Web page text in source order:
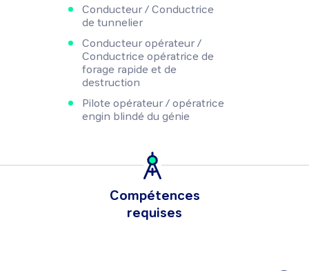
Conducteur / Conductrice
de tunnelier
Conducteur opérateur /
Conductrice opératrice de
forage rapide et de
destruction
Pilote opérateur / opératrice
engin blindé du génie
Compétences
requises